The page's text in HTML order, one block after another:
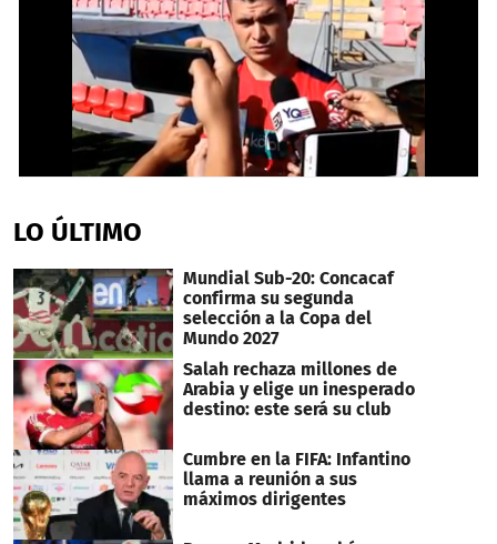
of
2
15
seconds
LO ÚLTIMO
Mundial Sub-20: Concacaf
confirma su segunda
selección a la Copa del
Mundo 2027
Salah rechaza millones de
Arabia y elige un inesperado
destino: este será su club
Cumbre en la FIFA: Infantino
llama a reunión a sus
máximos dirigentes